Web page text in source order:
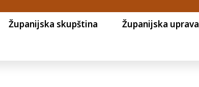
Županijska skupština Županijska uprava